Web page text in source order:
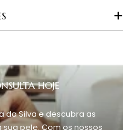
HOJE
da Silva e descubra as
pele. Com os nossos